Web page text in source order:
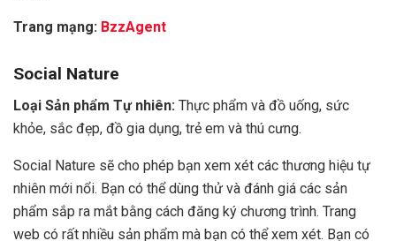
Trang mạng: BzzAgent
Social Nature
Loại Sản phẩm Tự nhiên: Thực phẩm và đồ uống, sức
khỏe, sắc đẹp, đồ gia dụng, trẻ em và thú cưng.
Social Nature sẽ cho phép bạn xem xét các thương hiệu tự
nhiên mới nổi. Bạn có thể dùng thử và đánh giá các sản
phẩm sắp ra mắt bằng cách đăng ký chương trình. Trang
web có rất nhiều sản phẩm mà bạn có thể xem xét. Bạn có